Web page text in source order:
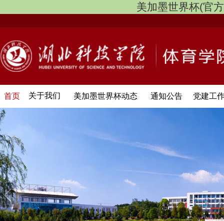
美加墨世界杯(官
首页 关于我们 美加墨世界杯动态 通知公告 党建工